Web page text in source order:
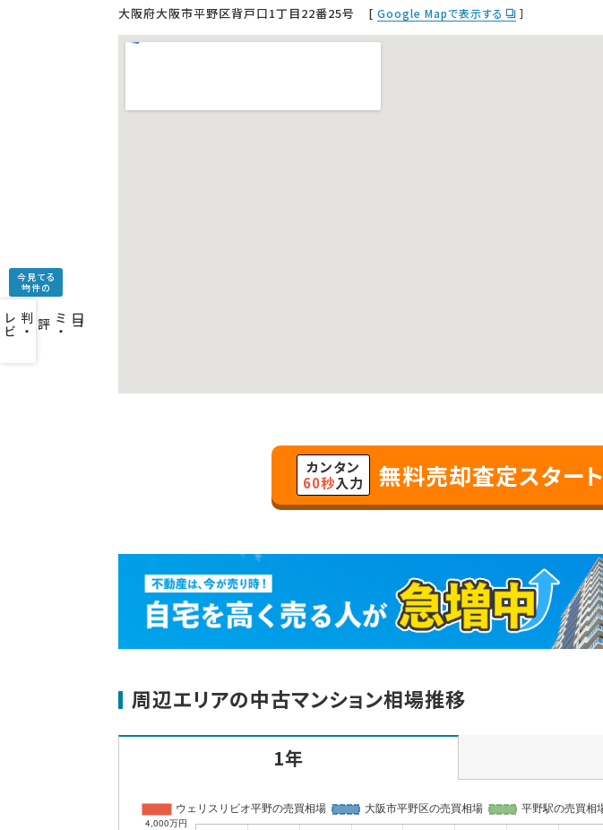
今見てる
物件の
口
コ
ミ
・
評 判
・
レ
ビ
ュ
ー
を
み
大阪府大阪市平野区背戸口1丁目22番25号 [ Google Mapで表示する ］
カンタン
60秒入力 無料売却査定スタート
周辺エリアの中古マンション相場推移
1年